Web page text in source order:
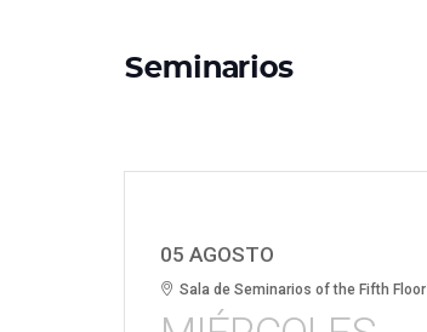
Seminarios
05 AGOSTO
Sala de Seminarios of the Fifth Floor